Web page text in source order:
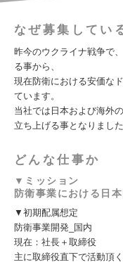
なぜ募集してい
昨今のウクライナ戦争で
る事から、
現在防衛における安価な
ています。
当社では日本および海外
立ち上げる事となりまし
どんな仕事か
▼ミッション
防衛事業における日
▼初期配属想定
防衛事業開発_国内
現在：社長＋取締役
主に取締役直下で活動頂